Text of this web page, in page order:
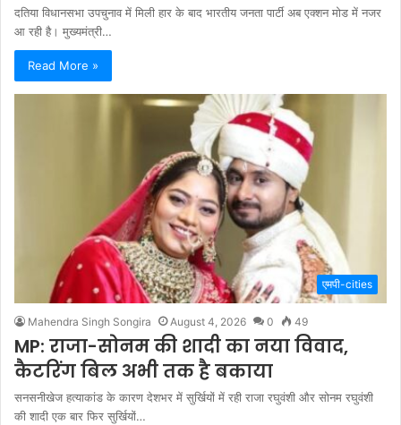
दतिया विधानसभा उपचुनाव में मिली हार के बाद भारतीय जनता पार्टी अब एक्शन मोड में नजर
आ रही है। मुख्यमंत्री…
Read More »
एमपी-cities
Mahendra Singh Songira August 4, 2026 0 49
MP: राजा-सोनम की शादी का नया विवाद,
कैटरिंग बिल अभी तक है बकाया
सनसनीखेज हत्याकांड के कारण देशभर में सुर्खियों में रही राजा रघुवंशी और सोनम रघुवंशी
की शादी एक बार फिर सुर्खियों…